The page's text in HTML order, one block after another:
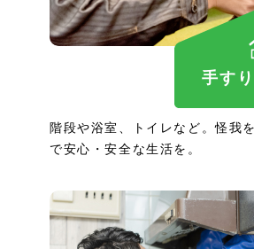
手す
階段や浴室、トイレなど。怪我
で安心・安全な生活を。